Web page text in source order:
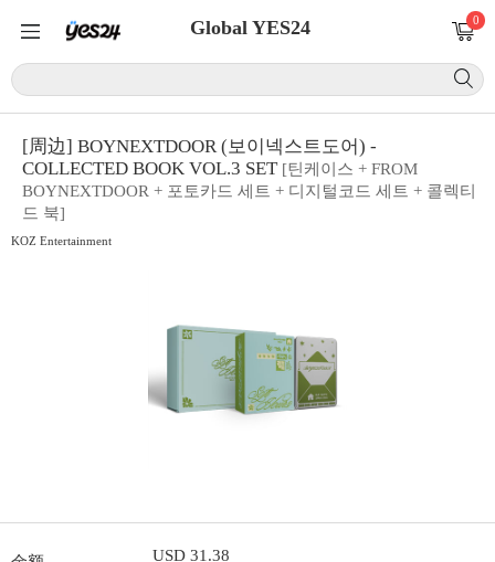
Global YES24 0
[周边] BOYNEXTDOOR (보이넥스트도어) -
COLLECTED BOOK VOL.3 SET [틴케이스 + FROM
BOYNEXTDOOR + 포토카드 세트 + 디지털코드 세트 + 콜렉티
드 북]
KOZ Entertainment
USD 31.38